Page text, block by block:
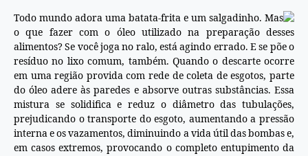
Todo mundo adora uma batata-frita e um salgadinho. Mas
o que fazer com o óleo utilizado na preparação desses
alimentos? Se você joga no ralo, está agindo errado. E se põe o
resíduo no lixo comum, também. Quando o descarte ocorre
em uma região provida com rede de coleta de esgotos, parte
do óleo adere às paredes e absorve outras substâncias. Essa
mistura se solidifica e reduz o diâmetro das tubulações,
prejudicando o transporte do esgoto, aumentando a pressão
interna e os vazamentos, diminuindo a vida útil das bombas e,
em casos extremos, provocando o completo entupimento da